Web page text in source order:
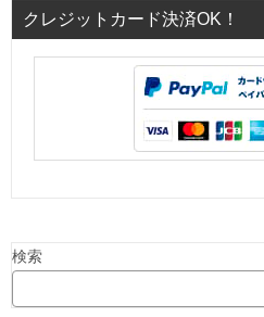
クレジットカード決済OK！
検索